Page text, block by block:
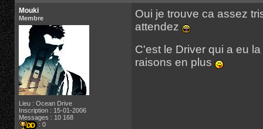
Mouki
Membre
Lieu : Ocean Drive
Inscription : 15-01-2006
Messages : 10 168
: 0
Oui je trouve ca assez
attendez
C'est le Driver qui a eu
raisons en plus